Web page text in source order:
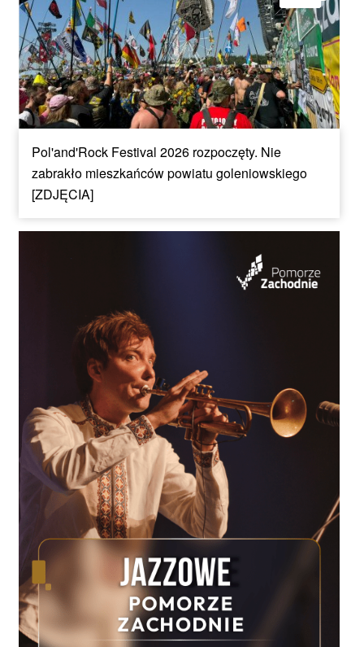
Pol'and'Rock Festival 2026 rozpoczęty. Nie
zabrakło mieszkańców powiatu goleniowskiego
[ZDJĘCIA]